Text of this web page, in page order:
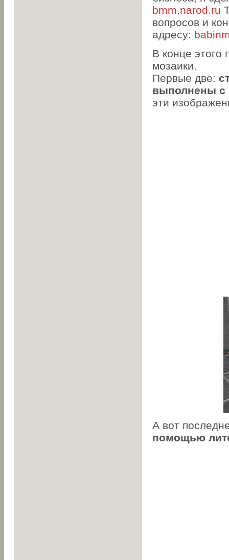
bmm.narod.ru
вопросов и
адресу:
В конце
мозаики.
Первые две:
выполнены с
эти
А вот
помощью